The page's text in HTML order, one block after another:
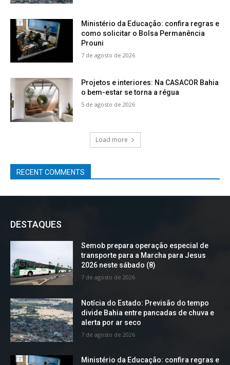
Ministério da Educação: confira regras e
como solicitar o Bolsa Permanência
Prouni
7 de agosto de 2026
Projetos e interiores: Na CASACOR Bahia
o bem-estar se torna a régua
5 de agosto de 2026
Load more
RECENT COMMENTS
DESTAQUES
Semob prepara operação especial de
transporte para a Marcha para Jesus
2026 neste sábado (8)
7 de agosto de 2026
Notícia do Estado: Previsão do tempo
divide Bahia entre pancadas de chuva e
alerta por ar seco
7 de agosto de 2026
Ministério da Educação: confira regras e